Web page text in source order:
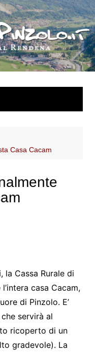
Casa Cacam
la Cassa Rurale di
casa Cacam,
di Pinzolo. E’
servirà al
ricoperto di un
gradevole). La